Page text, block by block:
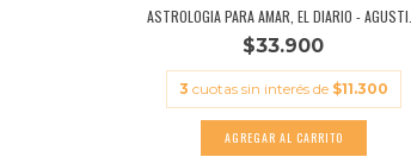
ASTROLOGIA PARA AMAR, EL DIARIO - AGUSTI...
$33.900
3 cuotas sin interés de $11.300